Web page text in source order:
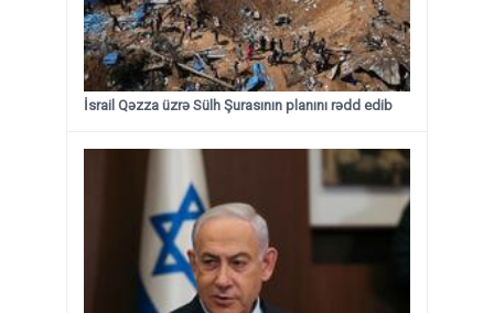
İsrail Qəzza üzrə Sülh Şurasının planını rədd edib